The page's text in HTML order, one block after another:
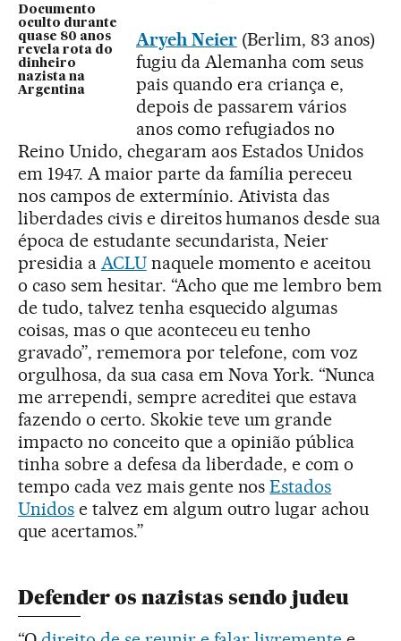
Documento
oculto durante
quase 80 anos
revela rota do
dinheiro
nazista na
Argentina
Aryeh Neier(Berlim, 83 anos)
fugiu da Alemanha com seus
pais quando era criança e,
depois de passarem vários
anos como refugiados no
Reino Unido, chegaram aos Estados Unidos
em 1947. A maior parte da família pereceu
nos campos de extermínio. Ativista das
liberdades civis e direitos humanos desde sua
época de estudante secundarista, Neier
presidia a ACLUnaquele momento e aceitou
o caso sem hesitar. “Acho que me lembro bem
de tudo, talvez tenha esquecido algumas
coisas, mas o que aconteceu eu tenho
gravado”, rememora por telefone, com voz
orgulhosa, da sua casa em Nova York. “Nunca
me arrependi, sempre acreditei que estava
fazendo o certo. Skokie teve um grande
impacto no conceito que a opinião pública
tinha sobre a defesa da liberdade, e com o
tempo cada vez mais gente nosEstados
Unidose talvez em algum outro lugar achou
que acertamos.”
Defender os nazistas sendo judeu